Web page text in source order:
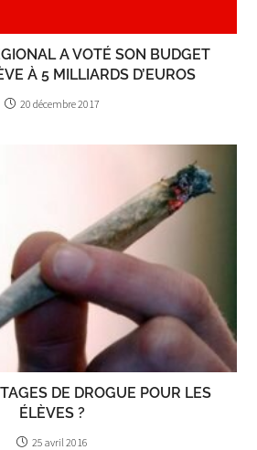
A VOTÉ SON BUDGET
À 5 MILLIARDS D’EUROS
20 décembre 2017
DE DROGUE POUR LES
ÉLÈVES ?
25 avril 2016